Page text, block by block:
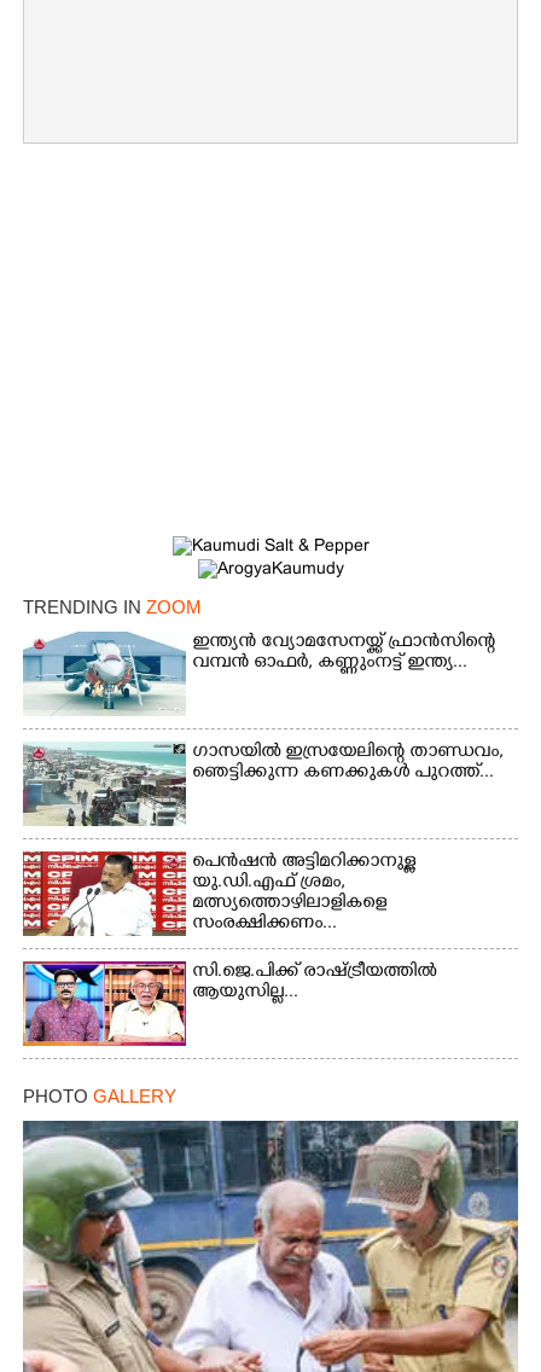
TRENDING IN ZOOM
ഇന്ത്യൻ വ്യോമസേനയ്ക്ക് ഫ്രാൻസിന്റെ
വമ്പൻ ഓഫർ, കണ്ണുംനട്ട് ഇന്ത്യ...
ഗാസയിൽ ഇസ്രയേലിന്റെ താണ്ഡവം,
ഞെട്ടിക്കുന്ന കണക്കുകൾ പുറത്ത്...
പെൻഷൻ അട്ടിമറിക്കാനുള്ള
യു.ഡി.എഫ് ശ്രമം,
മത്സ്യത്തൊഴിലാളികളെ
സംരക്ഷിക്കണം...
സി.ജെ.പിക്ക് രാഷ്ട്രീയത്തിൽ
ആയുസില്ല...
PHOTO GALLERY
Share this link